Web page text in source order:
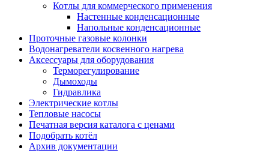
Котлы для коммерческого применения
Настенные конденсационные
Напольные конденсационные
Проточные газовые колонки
Водонагреватели косвенного нагрева
Аксессуары для оборудования
Терморегулирование
Дымоходы
Гидравлика
Электрические котлы
Тепловые насосы
Печатная версия каталога с ценами
Подобрать котёл
Архив документации